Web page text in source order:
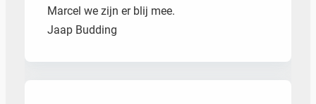
Marcel we zijn er blij mee.
Jaap Budding